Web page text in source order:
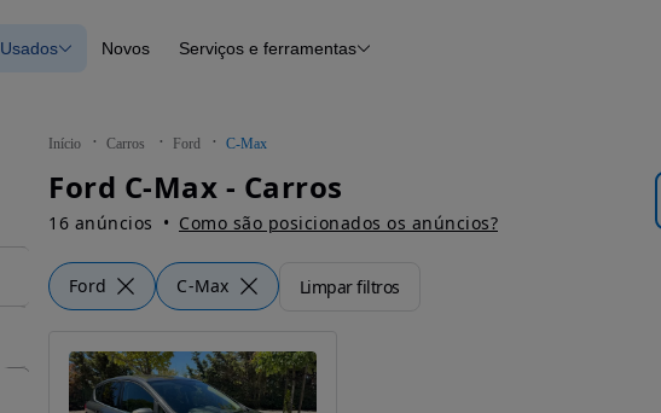
Novos
Usados Novos
Histórico do veículo
Serviços e ferramentas
Início Carros Ford C-Max
Ford C-Max - Carros
16 anúncios Como são posicionados os anúncios?
Ford C-Max Limpar filtros